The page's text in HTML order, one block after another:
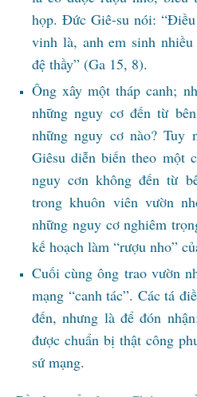
họp. Đức Giê-su nói:
vinh là, anh em sinh
đệ thầy” (Ga 15, 8).
Ông xây một tháp canh;
những nguy cơ đến từ
những nguy cơ nào? Tuy
Giêsu diễn biến theo một
nguy cơn không đến từ
trong khuôn viên vườn
những nguy cơ nghiêm
kế hoạch làm “rượu nho”
Cuối cùng ông trao vườn
mạng “canh tác”. Các tá
đến, nhưng là để đón
được chuẩn bị thật công
sứ mạng.